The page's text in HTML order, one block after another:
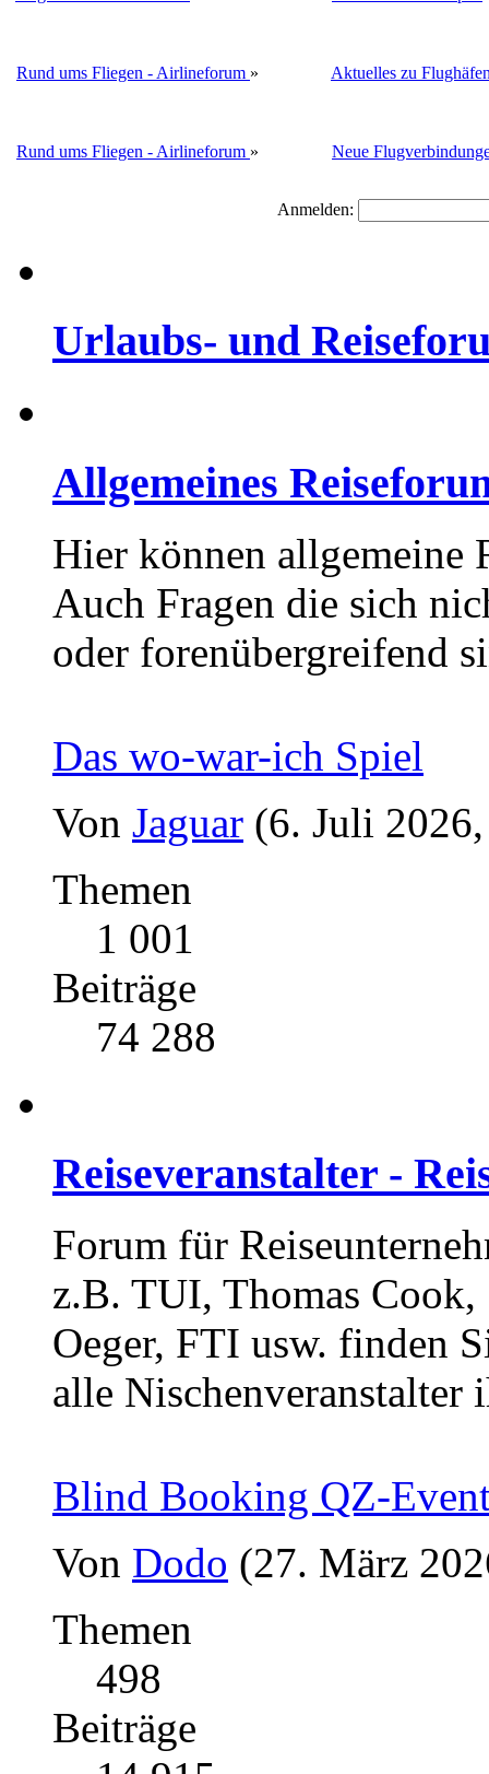
Rund ums Fliegen - Airlineforum » Aktuelles zu
Rund ums Fliegen - Airlineforum » Neue
Anmelden:
Urlaubs- und
Allgemeines
Hier können allgemeine
Auch Fragen die sich
oder forenübergreifend
Das wo-war-ich Spiel
Von Jaguar (6. Juli
Themen
1 001
Beiträge
74 288
Reiseveranstalter -
Forum für
z.B. TUI, Thomas
Oeger, FTI usw. finden
alle Nischenveranstalter
Blind Booking QZ-
Von Dodo (27. März
Themen
498
Beiträge